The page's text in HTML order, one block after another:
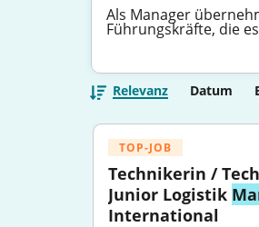
Als Manager
Führungskräfte, die
Relevanz Datum
TOP-JOB
Technikerin /
Junior Logistik
International